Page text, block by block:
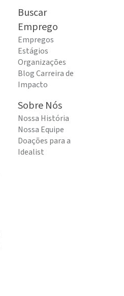
Buscar
Emprego
Empregos
Estágios
Organizações
Blog Carreira de
Impacto
Sobre Nós
Nossa História
Nossa Equipe
Doações para a
Idealist